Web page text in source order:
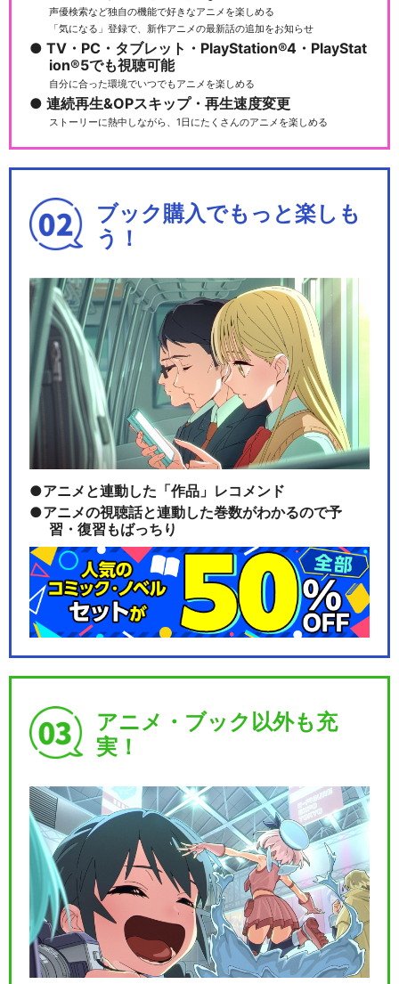
声優検索など独自の機能で好きなアニメを楽しめる
「気になる」登録で、新作アニメの最新話の追加をお知らせ
TV・PC・タブレット・PlayStation®4・PlayStat
ion®5でも視聴可能
自分に合った環境でいつでもアニメを楽しめる
連続再生&OPスキップ・再生速度変更
ストーリーに熱中しながら、1日にたくさんのアニメを楽しめる
ブック購入でもっと楽しも
う！
アニメと連動した「作品」レコメンド
アニメの視聴話と連動した巻数がわかるので予
習・復習もばっちり
アニメ・ブック以外も充
実！